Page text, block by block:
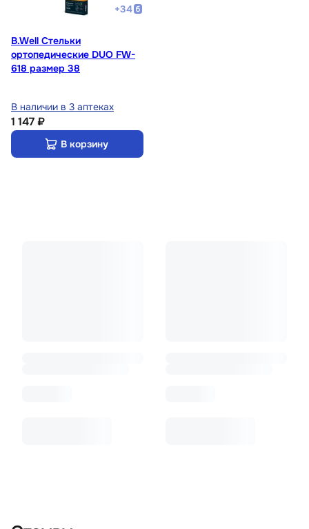
+34
B.Well Стельки
ортопедические DUO FW-
618 размер 38
В наличии в 3 аптеках
1 147 ₽
В корзину